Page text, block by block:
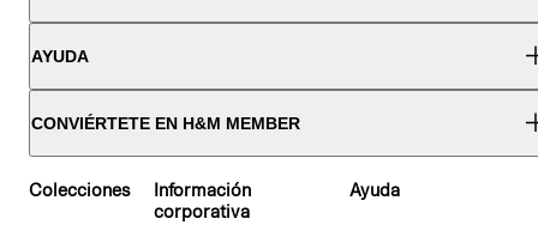
AYUDA
CONVIÉRTETE EN H&M MEMBER
Colecciones
Información
corporativa
Ayuda